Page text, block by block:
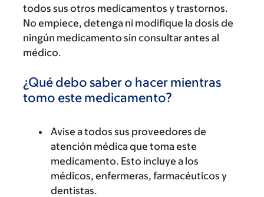
todos sus otros medicamentos y trastornos.
No empiece, detenga ni modifique la dosis de
ningún medicamento sin consultar antes al
médico.
¿Qué debo saber o hacer mientras
tomo este medicamento?
Avise a todos sus proveedores de
atención médica que toma este
medicamento. Esto incluye a los
médicos, enfermeras, farmacéuticos y
dentistas.